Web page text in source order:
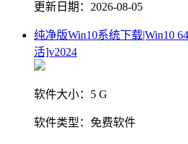
更新日期： 2026-08-05
纯净版Win10系统下载|Win10
活]v2024
软件大小： 5 G
软件类型： 免费软件